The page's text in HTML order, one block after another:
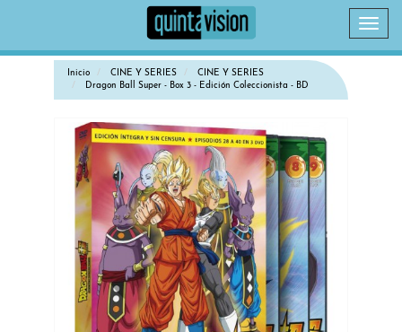
Inicio CINE Y SERIES
CINE Y SERIES
Dragon Ball Super - Box 3 - Edición Coleccionista - BD